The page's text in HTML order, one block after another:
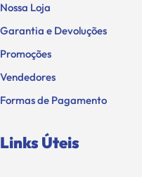
Nossa Loja
Garantia e Devoluções
Promoções
Vendedores
Formas de Pagamento
Links Úteis